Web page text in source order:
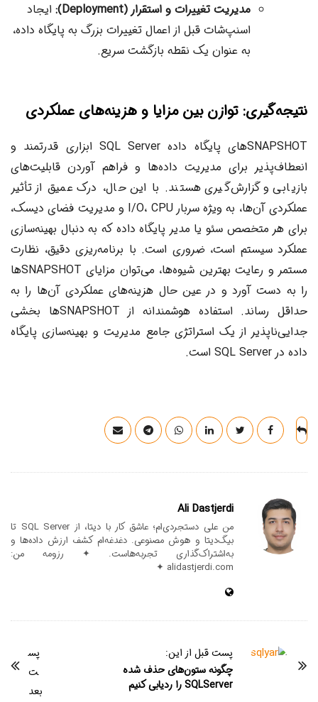
مدیریت تغییرات و استقرار (Deployment):
ایجاد
اسنپ‌شات قبل از اعمال تغییرات بزرگ به پایگاه داده،
به عنوان یک نقطه بازگشت سریع.
نتیجه‌گیری: توازن بین مزایا و هزینه‌های عملکردی
SNAPSHOTهای پایگاه داده SQL Server ابزاری قدرتمند و
انعطاف‌پذیر برای مدیریت داده‌ها و فراهم آوردن قابلیت‌های
بازیابی و گزارش‌گیری هستند. با این حال، درک عمیق از تأثیر
عملکردی آن‌ها، به ویژه سربار I/O، CPU و مدیریت فضای دیسک،
برای هر متخصص سئو یا مدیر پایگاه داده که به دنبال بهینه‌سازی
عملکرد سیستم است، ضروری است. با برنامه‌ریزی دقیق، نظارت
مستمر و رعایت بهترین شیوه‌ها، می‌توان مزایای SNAPSHOTها
را به دست آورد و در عین حال هزینه‌های عملکردی آن‌ها را به
حداقل رساند. استفاده هوشمندانه از SNAPSHOTها بخشی
جدایی‌ناپذیر از یک استراتژی جامع مدیریت و بهینه‌سازی پایگاه
داده در SQL Server است.
Ali Dastjerdi
من علی دستجردی‌ام؛ عاشق کار با دیتا، از SQL Server تا
بیگ‌دیتا و هوش مصنوعی. دغدغه‌ام کشف ارزش داده‌ها و
به‌اشتراک‌گذاری تجربه‌هاست. ✦ رزومه من:
alidastjerdi.com ✦
پست قبل از این:
چگونه ستون‌های حذف شده
SQLServer را ردیابی کنیم
پس
ت
بعد